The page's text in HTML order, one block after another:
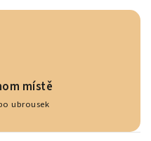
místě
ubrousek